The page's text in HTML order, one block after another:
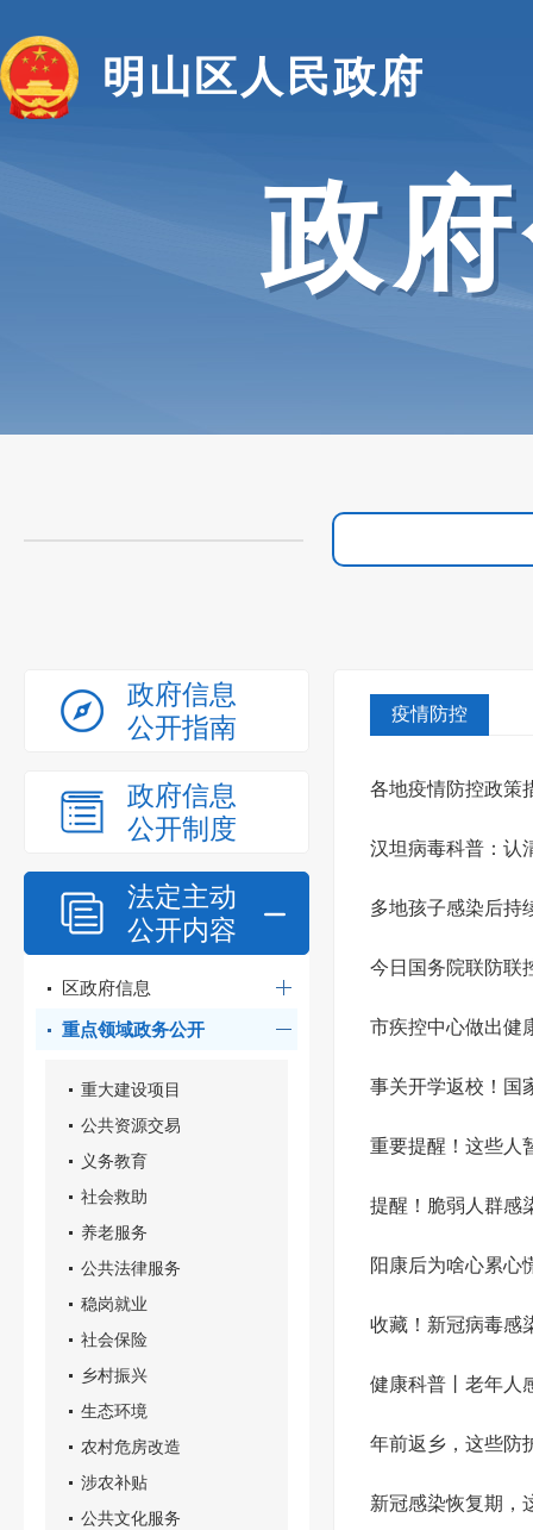
明山区人民政府
政
政府信息
公开指南
政府信息
公开制度
法定主动
公开内容
区政府信息
重点领域政务公开
重大建设项目
公共资源交易
义务教育
社会救助
养老服务
公共法律服务
稳岗就业
社会保险
乡村振兴
生态环境
农村危房改造
涉农补贴
公共文化服务
疫情防控
各地疫情防控政策
汉坦病毒科普：认
多地孩子感染后持
今日国务院联防联
市疾控中心做出健
事关开学返校！国
重要提醒！这些人
提醒！脆弱人群感
阳康后为啥心累心
收藏！新冠病毒感
健康科普丨老年人
年前返乡，这些防
新冠感染恢复期，